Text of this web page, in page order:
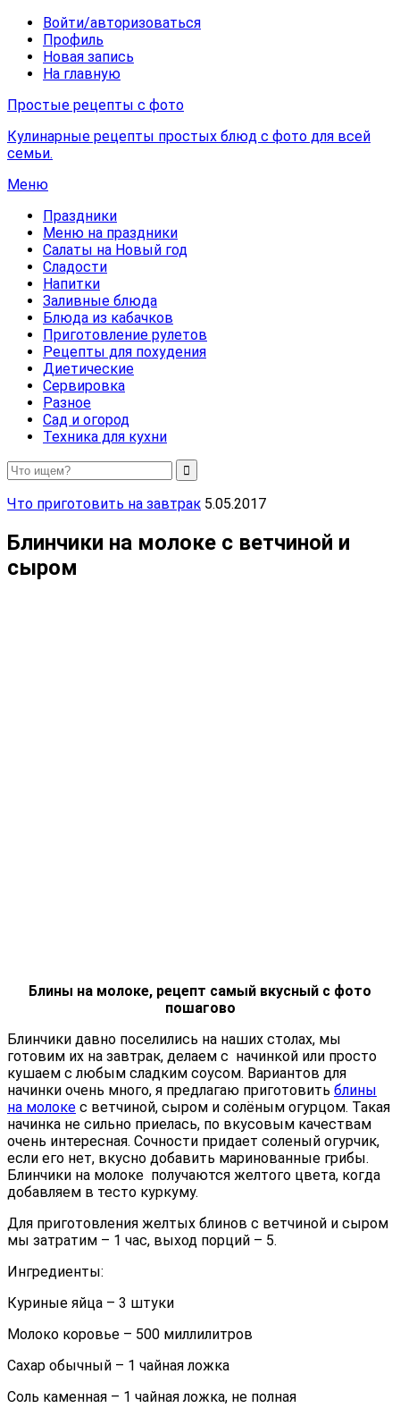
Войти/авторизоваться
Профиль
Новая запись
На главную
Простые рецепты с фото
Кулинарные рецепты простых блюд с фото для всей
семьи.
Меню
Праздники
Меню на праздники
Салаты на Новый год
Сладости
Напитки
Заливные блюда
Блюда из кабачков
Приготовление рулетов
Рецепты для похудения
Диетические
Сервировка
Разное
Сад и огород
Техника для кухни
Что приготовить на завтрак 5.05.2017
Блинчики на молоке с ветчиной и
сыром
Блины на молоке, рецепт самый вкусный с фото
пошагово
Блинчики давно поселились на наших столах, мы
готовим их на завтрак, делаем с начинкой или просто
кушаем с любым сладким соусом. Вариантов для
начинки очень много, я предлагаю приготовить блины
на молоке с ветчиной, сыром и солёным огурцом. Такая
начинка не сильно приелась, по вкусовым качествам
очень интересная. Сочности придает соленый огурчик,
если его нет, вкусно добавить маринованные грибы.
Блинчики на молоке получаются желтого цвета, когда
добавляем в тесто куркуму.
Для приготовления желтых блинов с ветчиной и сыром
мы затратим – 1 час, выход порций – 5.
Ингредиенты:
Куриные яйца – 3 штуки
Молоко коровье – 500 миллилитров
Сахар обычный – 1 чайная ложка
Соль каменная – 1 чайная ложка, не полная